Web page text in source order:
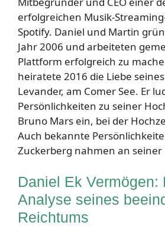
erfolgreichen Musik-
Spotify. Daniel und Martin
Jahr 2006 und arbeiteten
Plattform erfolgreich zu
heiratete 2016 die Liebe
Levander, am Comer See. Er
Persönlichkeiten zu seiner
Bruno Mars ein, bei der
Auch bekannte
Zuckerberg nahmen an seiner
Daniel Ek Vermögen:
Analyse seines
Reichtums